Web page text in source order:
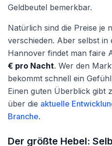
Geldbeutel bemerkbar.
Natürlich sind die Preise je
verschieden. Aber selbst in
Hannover findet man faire
€ pro Nacht. Wer den
bekommt schnell ein
Einen guten Überblick gibt
über die aktuelle
Branche.
Der größte Hebel: